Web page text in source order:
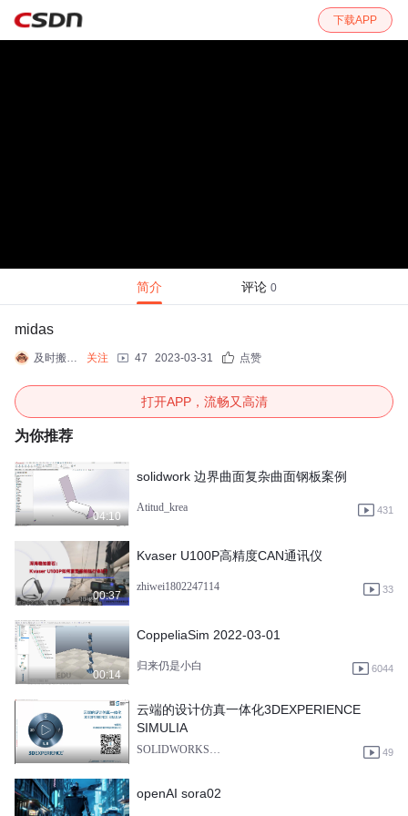
下载APP
简介 评论 0
midas
及时搬运学习 关注 47 2023-03-31 点赞
打开APP，流畅又高清
为你推荐
04:10
solidwork 边界曲面复杂曲面钢板案例
Atitud_krea 431
00:37
Kvaser U100P高精度CAN通讯仪
zhiwei1802247114 33
00:14
CoppeliaSim 2022-03-01
归来仍是小白 6044
云端的设计仿真一体化3DEXPERIENCE
SIMULIA
SOLIDWORKS硕迪科技 49
openAI sora02